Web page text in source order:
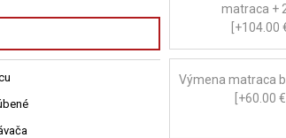
matraca +
[+104.00
Výmena matraca
[+60.00 €]